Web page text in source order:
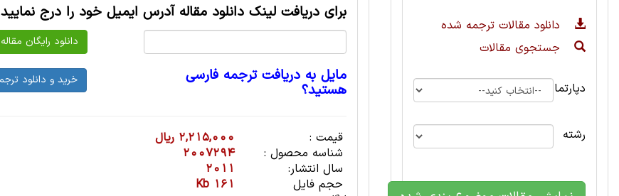
برای دریافت لینک دانلود مقاله آدرس ایمیل خود را درج نمایید
مایل به دریافت ترجمه فارسی
هستید؟
قیمت :
2,215,000 ریال
شناسه محصول :
2007294
سال انتشار:
2011
حجم فایل
161 Kb
دانلود مقالات ترجمه شده
جستجوی مقالات
دپارتمان
رشته